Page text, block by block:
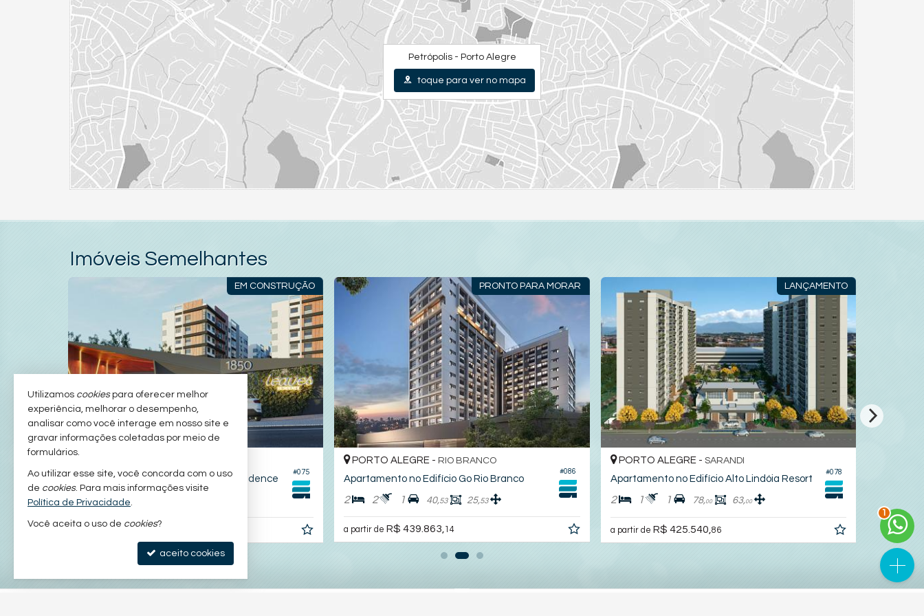
Petrópolis - Porto Alegre
toque para ver no mapa
Imóveis Semelhantes
#077
EM CONSTRUÇÃO
#075
Apartamento no Edifício Leaves Residence
3 1
R$ 601.100,
PRONTO PARA MORAR
#086
PORTO ALEGRE - RIO BRANCO
Apartamento no Edifício Go Rio Branco
2 2 1 40,53 25,53
a partir de R$ 439.863, 14
LANÇAMENTO
#078
PORTO ALEGRE - SARANDI
Apartamento no Edifício Alto Lindóia Resort
2 1 1 78,00 63,00
a partir de R$ 425.540, 86 a partir de
Utilizamos cookiespara oferecer melhor
experiência, melhorar o desempenho,
analisar como você interage em nosso site e
gravar informações coletadas por meio de
formulários.
Ao utilizar esse site, você concorda com o uso
de cookies. Para mais informações visite
Política de Privacidade.
Você aceita o uso de cookies?
aceito cookies